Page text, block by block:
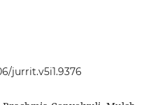
jurrit.v5i1.9376